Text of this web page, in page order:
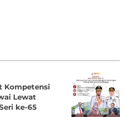
Kompetensi
Lewat
ke-65